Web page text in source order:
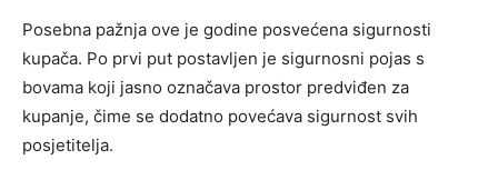
Posebna pažnja ove je godine posvećena sigurnosti
kupača. Po prvi put postavljen je sigurnosni pojas s
bovama koji jasno označava prostor predviđen za
kupanje, čime se dodatno povećava sigurnost svih
posjetitelja.